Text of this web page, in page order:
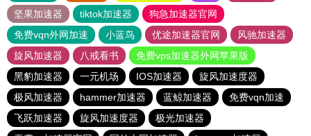
坚果加速器
tiktok加速器
狗急加速器官网
免费vqn外网加速
小蓝鸟 优途加速器官网
风驰加速器
旋风加速器
八戒看书
免费vps加速器外网苹果版
黑豹加速器
一元机场 IOS加速器
旋风加速度器
极风加速器
hammer加速器 蓝鲸加速器
免费vqn加速
飞跃加速器
旋风加速度器
极光加速器